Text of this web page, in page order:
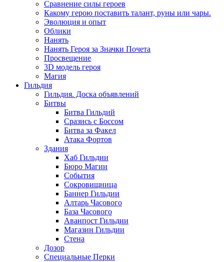
Сравнение силы героев
Какому герою поставить талант, руны или чары.
Эволюция и опыт
Облики
Нанять
Нанять Героя за Значки Почета
Просвещение
3D модель героя
Магия
Гильдия
Гильдия. Доска объявлений
Битвы
Битва Гильдий
Сразись с Боссом
Битва за Факел
Атака Фортов
Здания
Хаб Гильдии
Бюро Магии
События
Сокровищница
Баннер Гильдии
Алтарь Часового
База Часового
Аванпост Гильдии
Магазин Гильдии
Стена
Дозор
Специальные Перки